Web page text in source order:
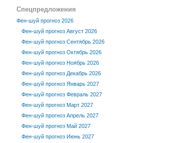
Спецпредложения
Фен-шуй прогноз 2026
Фен-шуй прогноз Август 2026
Фен-шуй прогноз Сентябрь 2026
Фен-шуй прогноз Октябрь 2026
Фен-шуй прогноз Ноябрь 2026
Фен-шуй прогноз Декабрь 2026
Фен-шуй прогноз Январь 2027
Фен-шуй прогноз Февраль 2027
Фен-шуй прогноз Март 2027
Фен-шуй прогноз Апрель 2027
Фен-шуй прогноз Май 2027
Фен-шуй прогноз Июнь 2027